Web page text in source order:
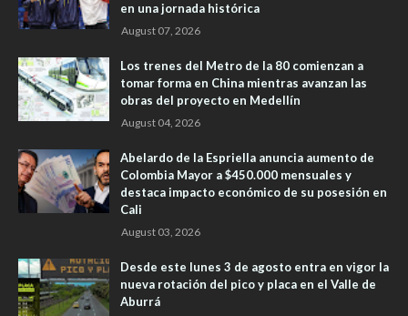
en una jornada histórica
August 07, 2026
Los trenes del Metro de la 80 comienzan a
tomar forma en China mientras avanzan las
obras del proyecto en Medellín
August 04, 2026
Abelardo de la Espriella anuncia aumento de
Colombia Mayor a $450.000 mensuales y
destaca impacto económico de su posesión en
Cali
August 03, 2026
Desde este lunes 3 de agosto entra en vigor la
nueva rotación del pico y placa en el Valle de
Aburrá